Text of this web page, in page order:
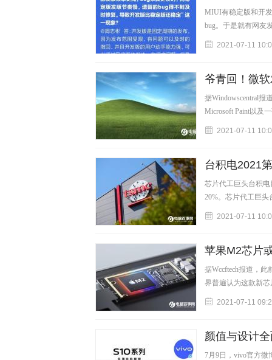
MIUI有稳定版和开
bug。于是就有网友
2021-07-11
爷青回！微
据Windowscentral报
Microsoft Paint以及
2021-07-11
台积电2021
芯片代工巨头台积
20%。芯片代工巨
2021-07-11
苹果M2芯片
据Wccftech报道，
界普遍认为这款新
2021-07-11
颜值与设计
7月9日，vivo官方微